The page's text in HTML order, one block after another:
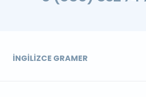
İNGILIZCE GRAMER